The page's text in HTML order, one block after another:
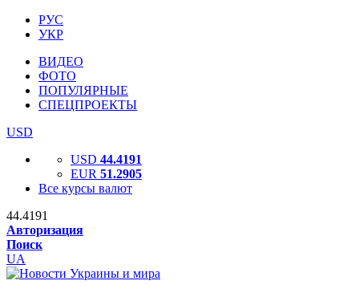
РУС
УКР
ВИДЕО
ФОТО
ПОПУЛЯРНЫЕ
СПЕЦПРОЕКТЫ
USD
USD 44.4191
EUR 51.2905
Все курсы валют
44.4191
Авторизация
Поиск
UA